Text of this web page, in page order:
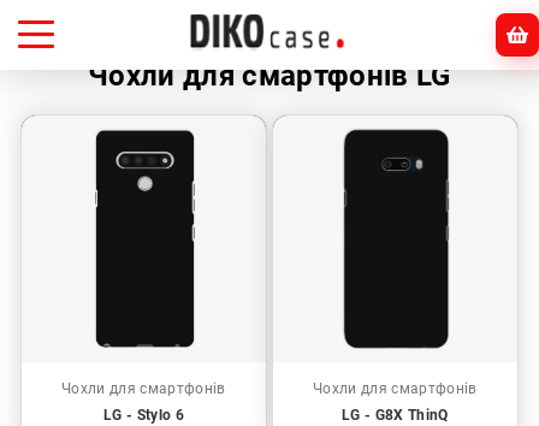
Головна
Чохли для смартфонів LG
Чохли для смартфонів
LG - Stylo 6
Чохли для смартфонів
LG - G8X ThinQ